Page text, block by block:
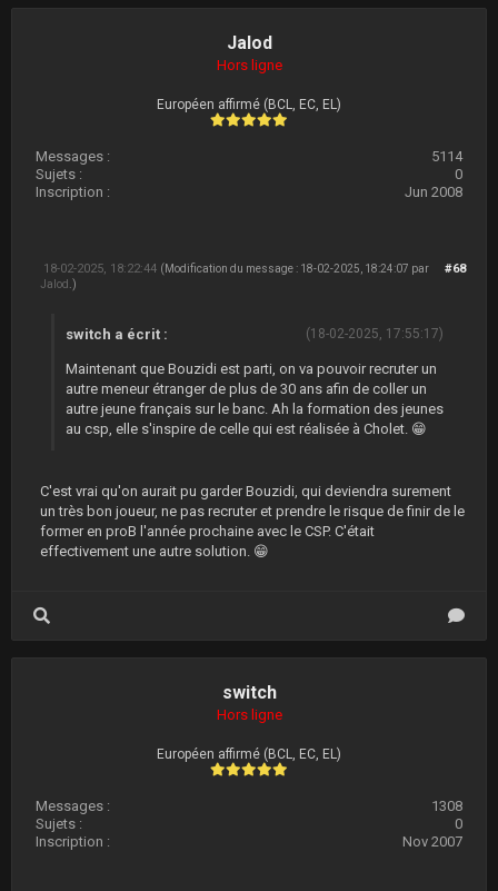
Jalod
Hors ligne
Européen affirmé (BCL, EC, EL)
Messages :
5114
Sujets :
0
Inscription :
Jun 2008
#68
18-02-2025, 18:22:44 (Modification du message : 18-02-2025, 18:24:07 par
Jalod .)
(18-02-2025, 17:55:17)
switch a écrit :
Maintenant que Bouzidi est parti, on va pouvoir recruter un
autre meneur étranger de plus de 30 ans afin de coller un
autre jeune français sur le banc. Ah la formation des jeunes
au csp, elle s'inspire de celle qui est réalisée à Cholet. 😁
C'est vrai qu'on aurait pu garder Bouzidi, qui deviendra surement
un très bon joueur, ne pas recruter et prendre le risque de finir de le
former en proB l'année prochaine avec le CSP. C'était
effectivement une autre solution. 😁
switch
Hors ligne
Européen affirmé (BCL, EC, EL)
Messages :
1308
Sujets :
0
Inscription :
Nov 2007